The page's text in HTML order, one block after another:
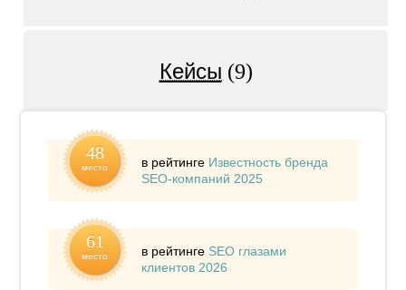
Кейсы (9)
48
место в рейтинге Известность бренда
SEO-компаний 2025
61
место в рейтинге SEO глазами
клиентов 2026